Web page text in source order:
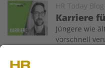
HR Today Blog
Karriere
Image
Jüngere wie
vorschnell
in den Arbeitsmarkt